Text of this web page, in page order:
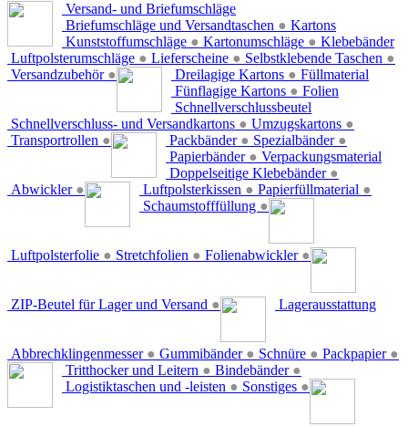
Versand- und Briefumschläge
Briefumschläge und Versandtaschen ●
Kunststoffumschläge ● Kartonumschläge ●
Luftpolsterumschläge ● Lieferscheine ● Selbstklebende Taschen ●
Versandzubehör ●
Kartons
Dreilagige Kartons ●
Fünflagige Kartons ●
Schnellverschluss- und Versandkartons ● Umzugskartons ●
Transportrollen ●
Klebebänder
Packbänder ● Spezialbänder ●
Papierbänder ●
Doppelseitige Klebebänder ●
Abwickler ●
Füllmaterial
Luftpolsterkissen ● Papierfüllmaterial ●
Schaumstofffüllung ●
Folien
Luftpolsterfolie ● Stretchfolien ● Folienabwickler ●
Schnellverschlussbeutel
ZIP-Beutel für Lager und Versand ●
Verpackungsmaterial
Abbrechklingenmesser ● Gummibänder ● Schnüre ● Packpapier ●
Lagerausstattung
Tritthocker und Leitern ● Bindebänder ●
Logistiktaschen und -leisten ● Sonstiges ●